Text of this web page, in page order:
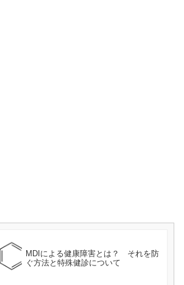
MDIによる健康障害とは？ それを防
ぐ方法と特殊健診について